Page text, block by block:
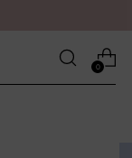
0